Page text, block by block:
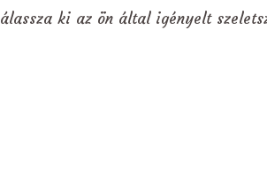
ki az ön által igényelt